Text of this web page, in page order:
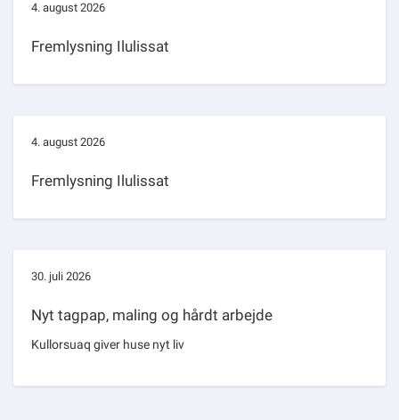
4. august 2026
Fremlysning Ilulissat
4. august 2026
Fremlysning Ilulissat
30. juli 2026
Nyt tagpap, maling og hårdt arbejde
Kullorsuaq giver huse nyt liv